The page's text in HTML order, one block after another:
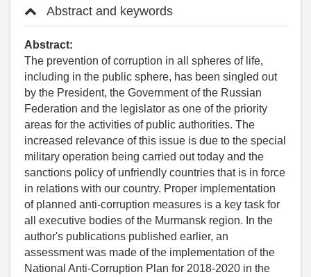
Abstract and keywords
Abstract:
The prevention of corruption in all spheres of life,
including in the public sphere, has been singled out
by the President, the Government of the Russian
Federation and the legislator as one of the priority
areas for the activities of public authorities. The
increased relevance of this issue is due to the special
military operation being carried out today and the
sanctions policy of unfriendly countries that is in force
in relations with our country. Proper implementation
of planned anti-corruption measures is a key task for
all executive bodies of the Murmansk region. In the
author's publications published earlier, an
assessment was made of the implementation of the
National Anti-Corruption Plan for 2018-2020 in the